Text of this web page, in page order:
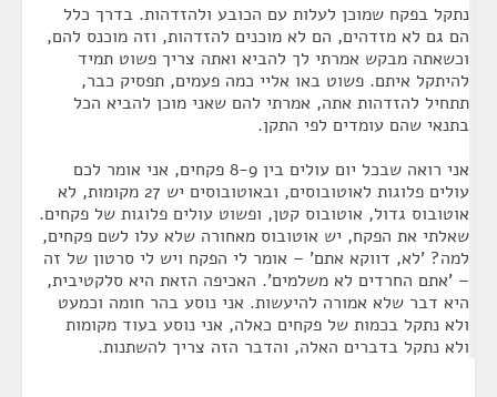
נתקל בפקח שמוכן לעלות עם הכובע ולהזדהות. בדרך כלל
הם גם לא מזדהים, הם לא מוכנים להזדהות, וזה מוכנס להם,
וכשאתה מבקש אמרתי לך להביא ואתה צריך פשוט תמיד
להיתקל איתם. פשוט באו אליי כמה פעמים, תפסיק כבר,
תתחיל להזדהות אתה, אמרתי להם שאני מוכן להביא הכל
בתנאי שהם עומדים לפי התקן.
אני רואה שבכל יום עולים בין 8-9 פקחים, אני אומר לכם
עולים פלוגות לאוטובוסים, ובאוטובוסים יש 27 מקומות, לא
אוטובוס גדול, אוטובוס קטן, ופשוט עולים פלוגות של פקחים.
שאלתי את הפקח, יש אוטובוס מאחורה שלא עלו לשם פקחים,
למה? 'לא, דווקא אתם' – אומר לי הפקח ויש לי סרטון של זה
– 'אתם החרדים לא משלמים'. האכיפה הזאת היא סלקטיבית,
היא דבר שלא אמורה להיעשות. אני נוסע בהר חומה וכמעט
ולא נתקל בכמות של פקחים כאלה, אני נוסע בעוד מקומות
ולא נתקל בדברים האלה, והדבר הזה צריך להשתנות.